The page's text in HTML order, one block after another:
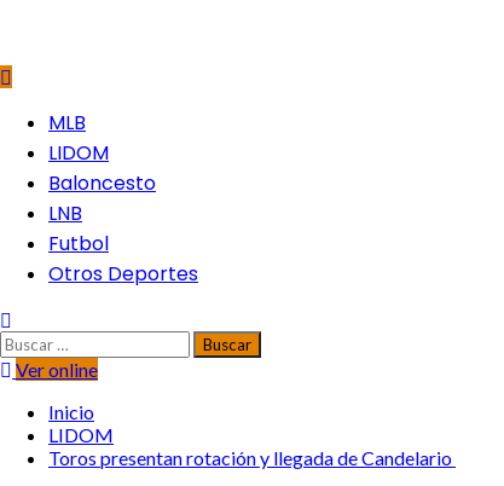
MLB
LIDOM
Baloncesto
LNB
Futbol
Otros Deportes
Ver online
Inicio
LIDOM
Toros presentan rotación y llegada de Candelario